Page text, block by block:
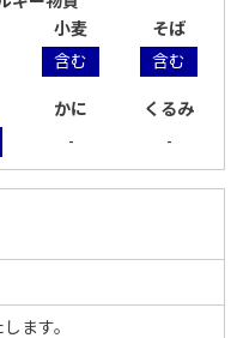
小麦
そば
含む 含む
かに
くるみ
- -
ます。